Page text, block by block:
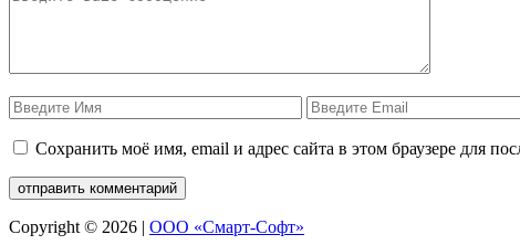
Сохранить моё имя, email и адрес сайта в этом браузере для
Copyright © 2026 | ООО «Смарт-Софт»